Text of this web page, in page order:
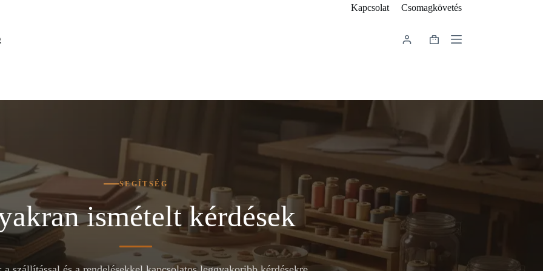
Kapcsolat Csomagkövetés
Shopping
SEGÍTSÉG
ismételt kérdések